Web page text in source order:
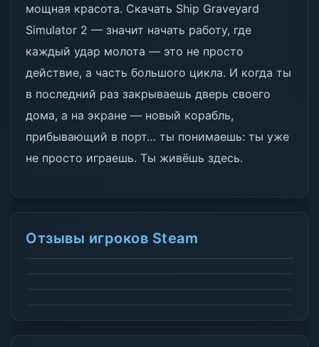
мощная красота. Скачать Ship Graveyard
Simulator 2 — значит начать работу, где
каждый удар молота — это не просто
действие, а часть большого цикла. И когда ты
в последний раз закрываешь дверь своего
дома, а на экране — новый корабль,
прибывающий в порт… ты понимаешь: ты уже
не просто играешь. Ты живёшь здесь.
Отзывы игроков Steam